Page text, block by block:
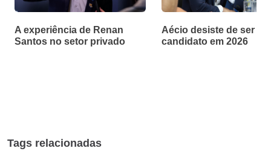
A experiência de Renan
Santos no setor privado
Aécio desiste de ser
candidato em 2026
Tags relacionadas